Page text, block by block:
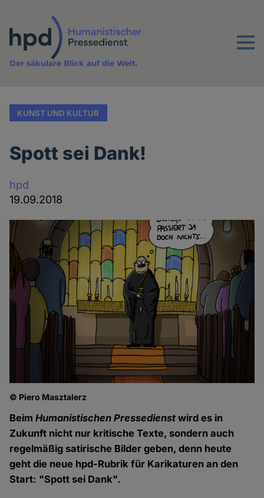
Inhalt
Menu
Der säkulare Blick auf die Welt.
KUNST UND KULTUR
Spott sei Dank!
hpd
19.09.2018
© Piero Masztalerz
BeimHumanistischen Pressedienstwird es in
Zukunft nicht nur kritische Texte, sondern auch
regelmäßig satirische Bilder geben, denn heute
geht die neue hpd-Rubrik für Karikaturen an den
Start: "Spott sei Dank".